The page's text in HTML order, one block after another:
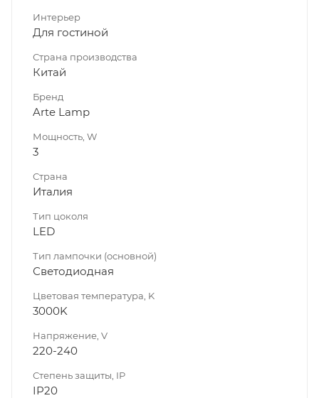
Интерьер
Для гостиной
Страна производства
Китай
Бренд
Arte Lamp
Мощность, W
3
Страна
Италия
Тип цоколя
LED
Тип лампочки (основной)
Светодиодная
Цветовая температура, K
3000K
Напряжение, V
220-240
Степень защиты, IP
IP20